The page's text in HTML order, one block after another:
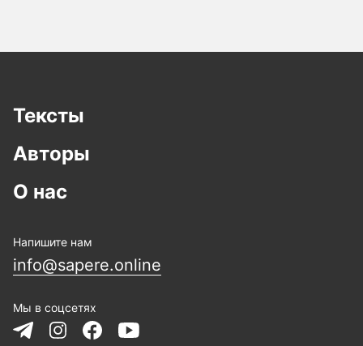
Тексты
Авторы
О нас
Напишите нам
info@sapere.online
Мы в соцсетях